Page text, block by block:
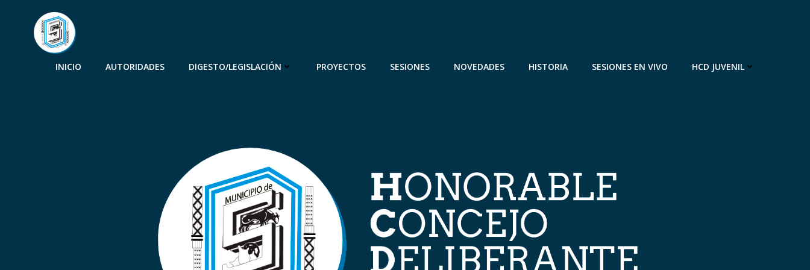
INICIO AUTORIDADES DIGESTO/LEGISLACIÓN PROYECTOS SESIONES NOVEDADES HISTORIA SESIONES EN VIVO HCD JUVENIL